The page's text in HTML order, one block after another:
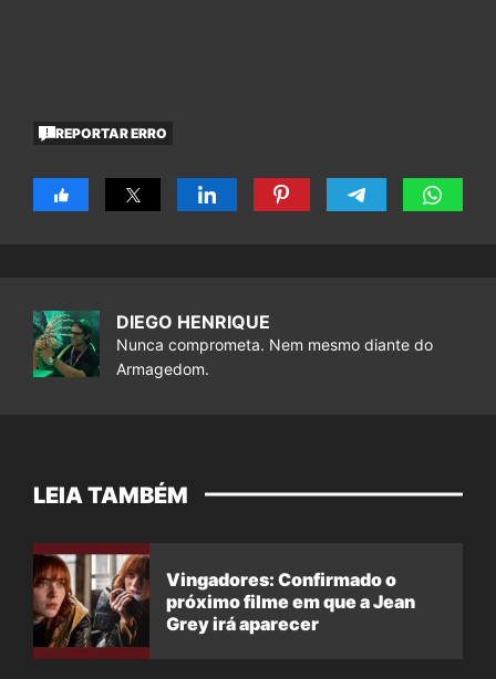
REPORTAR ERRO
DIEGO HENRIQUE
Nunca comprometa. Nem mesmo diante do
Armagedom.
LEIA TAMBÉM
Vingadores: Confirmado o
próximo filme em que a Jean
Grey irá aparecer